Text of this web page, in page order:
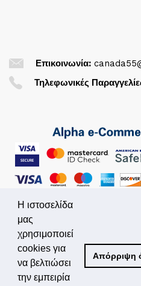
Επικοινωνία:
Τηλεφωνικές
© 2026. All Rights Reserved
Powered by
Simplo.gr
Η ιστοσελίδα
μας
χρησιμοποιεί
cookies για
να βελτιώσει
την εμπειρία
Απόρριψη